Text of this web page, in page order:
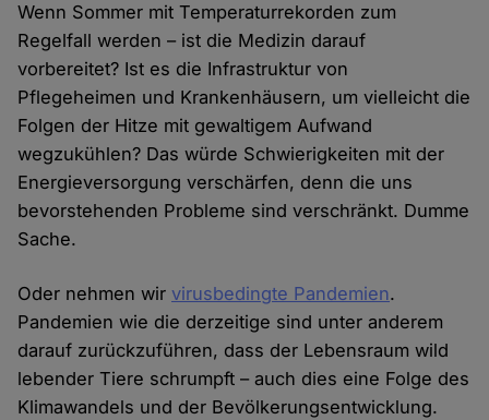
Wenn Sommer mit Temperaturrekorden zum
Regelfall werden – ist die Medizin darauf
vorbereitet? Ist es die Infrastruktur von
Pflegeheimen und Krankenhäusern, um vielleicht die
Folgen der Hitze mit gewaltigem Aufwand
wegzukühlen? Das würde Schwierigkeiten mit der
Energieversorgung verschärfen, denn die uns
bevorstehenden Probleme sind verschränkt. Dumme
Sache.
Oder nehmen wirvirusbedingte Pandemien.
Pandemien wie die derzeitige sind unter anderem
darauf zurückzuführen, dass der Lebensraum wild
lebender Tiere schrumpft – auch dies eine Folge des
Klimawandels und der Bevölkerungsentwicklung.